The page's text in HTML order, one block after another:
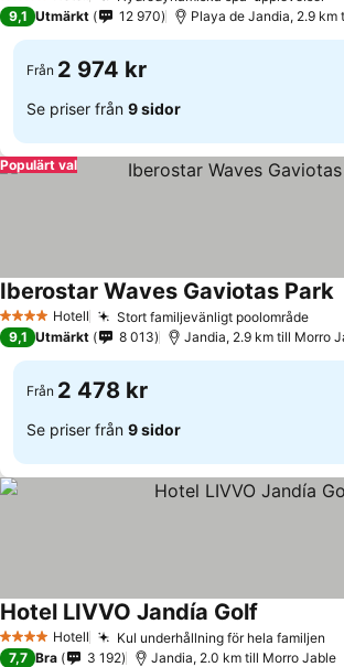
9,1 Utmärkt 12 970 Playa de Jandia, 2.9 km
Från 2 974 kr
Se priser från 9 sidor
Populärt val
4 StjärnorHotell Stort familjevänligt poolområde
Iberostar Waves Gaviotas Park
9,1 Utmärkt 8 013 Jandia, 2.9 km till Morro
Från 2 478 kr
Se priser från 9 sidor
4 StjärnorHotell Kul underhållning för hela familjen
Hotel LIVVO Jandía Golf
7,7 Bra 3 192 Jandia, 2.0 km till Morro Jable